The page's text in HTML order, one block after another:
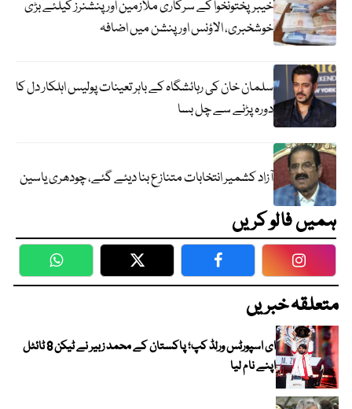
خیبرپختونخوا کے سرکاری ملازمین اور پنشنرز کیلئے بڑی
خوشخبری، الاؤنس اور پنشن میں اضافہ
سلمان خان کی رہائشگاہ کے باہر تعینات پولیس اہلکار دل کا
دورہ پڑنے سے چل بسا
آزاد کشمیر انتخابات متنازع بنا دیئے گئے، چودھری یاسین
ہمیں فالو کریں
WhatsApp Twitter Facebook
متعلقہ خبریں
ای اسپورٹس ورلڈ کپ؛ پاکستان کے محمد زبیر نے ٹیکن 8 ٹائٹل
اپنے نام لیا